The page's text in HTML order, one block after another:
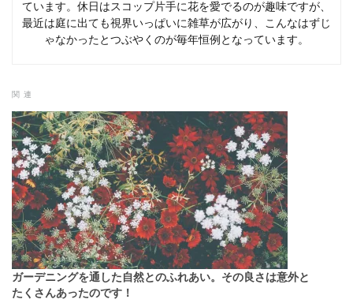
ています。休日はスコップ片手に花を愛でるのが趣味ですが、
最近は庭に出ても視界いっぱいに雑草が広がり、こんなはずじ
ゃなかったとつぶやくのが毎年恒例となっています。
関連
ガーデニングを通した自然とのふれあい。その良さは意外と
たくさんあったのです！